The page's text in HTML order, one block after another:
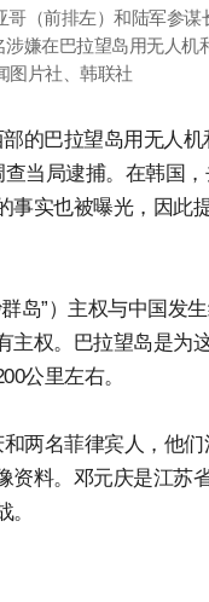
（前排左）和陆军参谋
嫌在巴拉望岛用无人机
图片社、韩联社
的巴拉望岛用无人
当局逮捕。在韩国
实也被曝光，因此
岛”）主权与中国发
权。巴拉望岛是为
公里左右。
两名菲律宾人，他
料。邓元庆是江苏